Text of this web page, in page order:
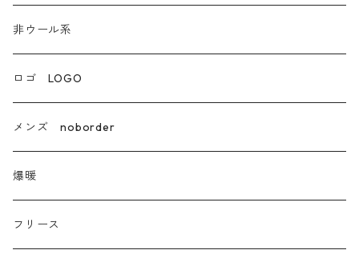
非ウール系
エコレザー合成皮革
カシミア
ラクーン フェレット フォックス
モヘア
非ウール系
ロゴ LOGO
メンズ noborder
爆暖
フリース